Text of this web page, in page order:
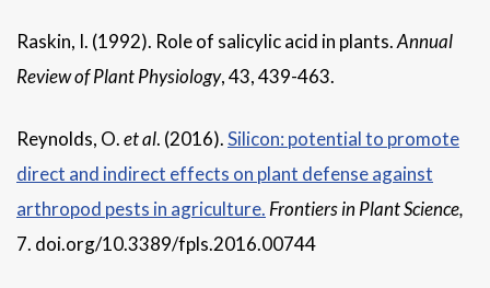
Raskin, I. (1992). Role of salicylic acid in plants.Annual
Review of Plant Physiology, 43, 439-463.
Reynolds, O.et al. (2016).Silicon: potential to promote
direct and indirect effects on plant defense against
arthropod pests in agriculture. Frontiers in Plant Science,
7. doi.org/10.3389/fpls.2016.00744